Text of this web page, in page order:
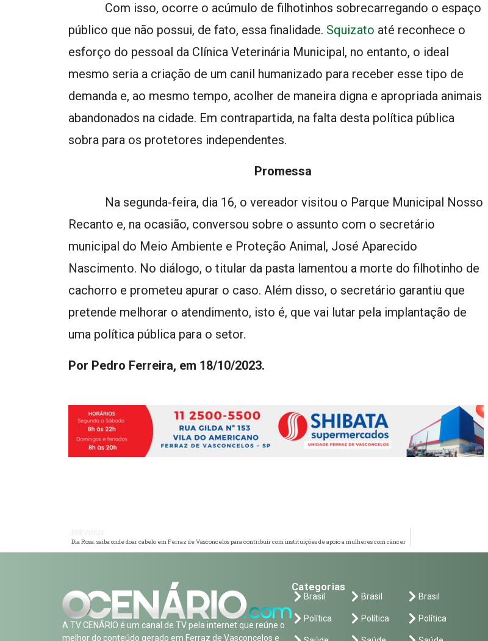
Com isso, ocorre o acúmulo de filhotinhos sobrecarregando o espaço
público que não possui, de fato, essa finalidade. Squizato até reconhece o
esforço do pessoal da Clínica Veterinária Municipal, no entanto, o ideal
mesmo seria a criação de um canil humanizado para receber esse tipo de
demanda e, ao mesmo tempo, acolher de maneira digna e apropriada animais
abandonados na cidade. Em contrapartida, na falta desta política pública
sobra para os protetores independentes.
Promessa
Na segunda-feira, dia 16, o vereador visitou o Parque Municipal Nosso
Recanto e, na ocasião, conversou sobre o assunto com o secretário
municipal do Meio Ambiente e Proteção Animal, José Aparecido
Nascimento. No diálogo, o titular da pasta lamentou a morte do filhotinho de
cachorro e prometeu apurar o caso. Além disso, o secretário garantiu que
pretende melhorar o atendimento, isto é, que vai lutar pela implantação de
uma política pública para o setor.
Por Pedro Ferreira, em 18/10/2023.
Dia Rosa: saiba onde doar cabelo em Ferraz de Vasconcelos para contribuir com instituições de apoio a mulheres com câncer
A TV CENÁRIO é um canal de TV pela internet que reúne o
melhor do conteúdo gerado em Ferraz de Vasconcelos e
Categorias
Brasil
Política
Brasil
Política
Brasil
Política